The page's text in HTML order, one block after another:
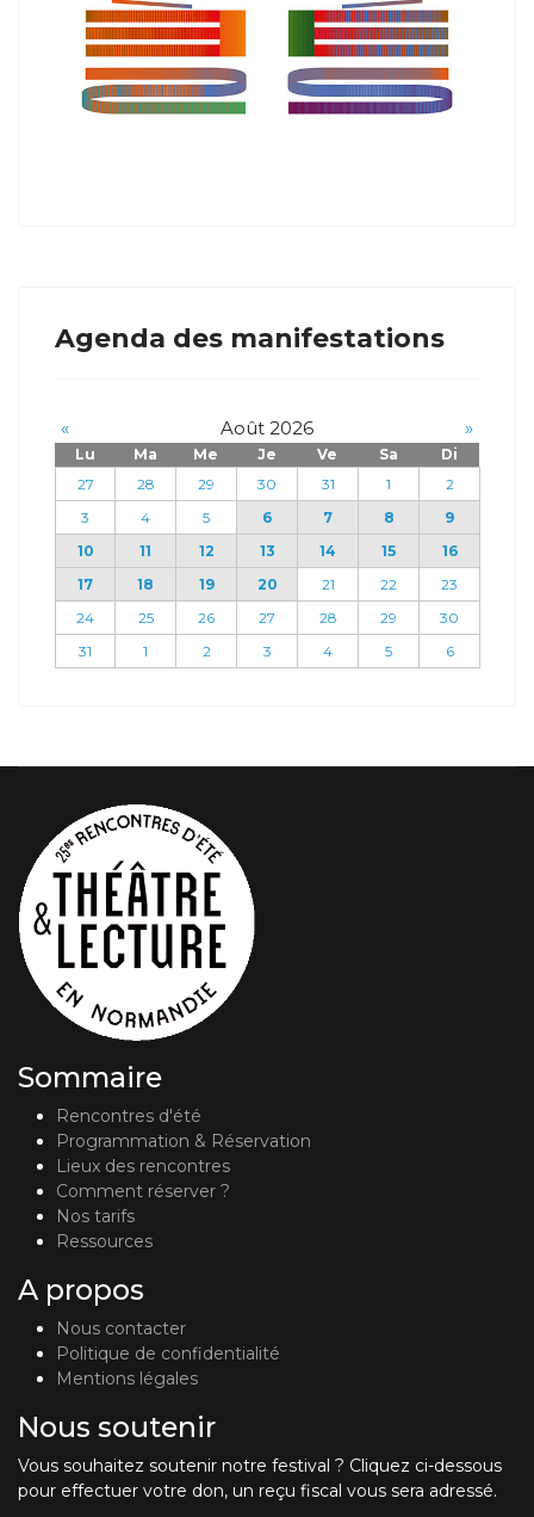
Agenda des manifestations
« Août 2026 »
Lu Ma Me Je Ve Sa
Di
27
28 29 30 31 1
2
3
4 5 6 7 8
9
10
11 12 13 14 15
16
17
18 19 20 21 22
23
24
25 26 27 28 29
30
31
1 2 3 4 5 6
Sommaire
Rencontres d'été
Programmation & Réservation
Lieux des rencontres
Comment réserver ?
Nos tarifs
Ressources
A propos
Nous contacter
Politique de confidentialité
Mentions légales
Nous soutenir
Vous souhaitez soutenir notre festival ? Cliquez ci-dessous
pour effectuer votre don, un reçu fiscal vous sera adressé.